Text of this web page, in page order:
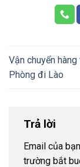
Vận chuyển
Phòng đi Lào
Trả lời
Email của
trường bắt